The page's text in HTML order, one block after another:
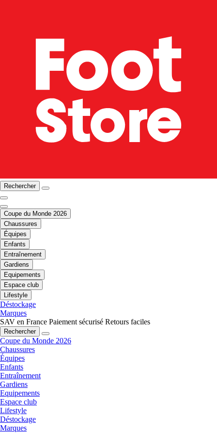
Rechercher
Coupe du Monde 2026
Chaussures
Équipes
Enfants
Entraînement
Gardiens
Equipements
Espace club
Lifestyle
Déstockage
Marques
SAV en France Paiement sécurisé Retours faciles
Rechercher
Coupe du Monde 2026
Chaussures
Équipes
Enfants
Entraînement
Gardiens
Equipements
Espace club
Lifestyle
Déstockage
Marques